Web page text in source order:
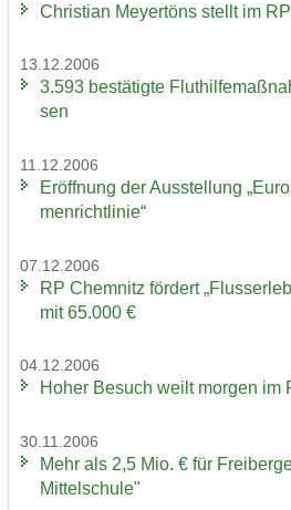
Chris­ti­an Mey­er­töns stellt im
13.12.2006
3.593 be­stä­tig­te
sen
11.12.2006
Er­öff­nung der Aus­stel­lung
men­richt­li­nie“
07.12.2006
RP Chem­nitz för­dert
mit 65.000 €
04.12.2006
Hoher Be­such weilt mor­gen im
30.11.2006
Mehr als 2,5 Mio. € für
Mittelschule"